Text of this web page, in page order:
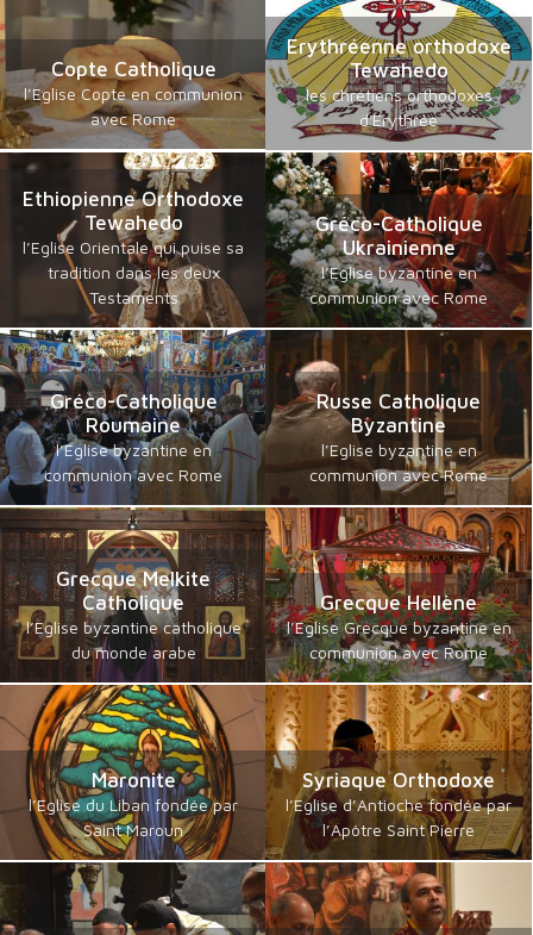
Copte Catholique
l’Eglise Copte en communion
avec Rome
Erythréenne orthodoxe
Tewahedo
les chrétiens orthodoxes
d'Erythrée
Ethiopienne Orthodoxe
Tewahedo
l’Eglise Orientale qui puise sa
tradition dans les deux
Testaments
Gréco-Catholique
Ukrainienne
l’Eglise byzantine en
communion avec Rome
Gréco-Catholique
Roumaine
l’Eglise byzantine en
communion avec Rome
Russe Catholique
Byzantine
l’Eglise byzantine en
communion avec Rome
Grecque Melkite
Catholique
l’Eglise byzantine catholique
du monde arabe
Grecque Hellène
l’Eglise Grecque byzantine en
communion avec Rome
Maronite
l’Eglise du Liban fondée par
Saint Maroun
Syriaque Orthodoxe
l’Eglise d’Antioche fondée par
l’Apôtre Saint Pierre